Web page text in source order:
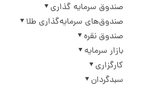
صندوق سرمایه گذاری
صندوق‌های سرمایه‌گذاری طلا
صندوق نقره
بازار سرمایه
کارگزاری
سبدگردان